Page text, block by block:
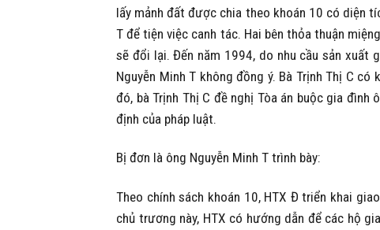
lấy mảnh đất được chia theo khoán 10 có diện
T để tiện việc canh tác. Hai bên thỏa thuận
sẽ đổi lại. Đến năm 1994, do nhu cầu sản xuất
Nguyễn Minh T không đồng ý. Bà Trịnh Thị C
đó, bà Trịnh Thị C đề nghị Tòa án buộc gia
định của pháp luật.
Bị đơn là ông Nguyễn Minh T trình bày:
Theo chính sách khoán 10, HTX Đ triển khai
chủ trương này, HTX có hướng dẫn để các hộ